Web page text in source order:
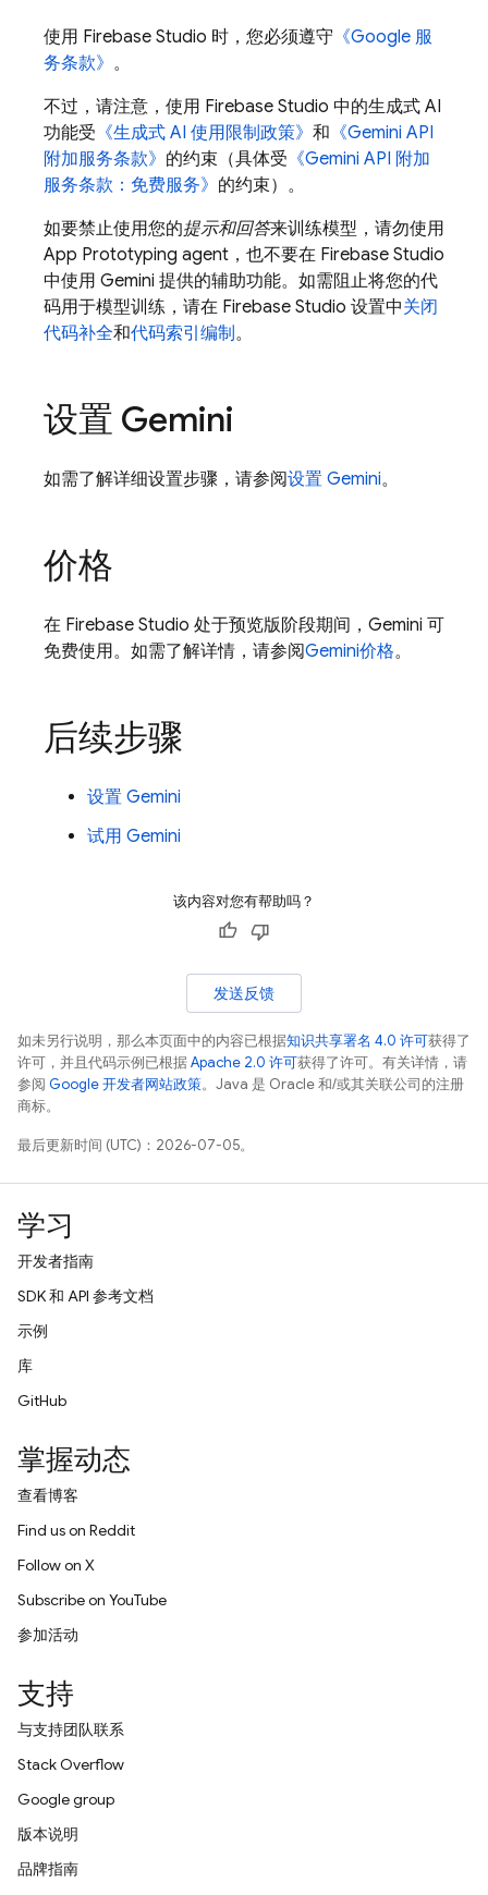
使用 Firebase Studio 时，您必须遵守 《Google 服
务条款》 。
不过，请注意，使用 Firebase Studio 中的生成式 AI
功能受 《生成式 AI 使用限制政策》 和 《Gemini API
附加服务条款》 的约束（具体受 《Gemini API 附加
服务条款：免费服务》 的约束）。
如要禁止使用您的提示和回答来训练模型，请勿使用
App Prototyping agent ，也不要在 Firebase Studio
中使用 Gemini 提供的辅助功能。 如需阻止将您的代
码用于模型训练，请在 Firebase Studio 设置中关闭
代码补全和代码索引编制。
设置 Gemini
如需了解详细设置步骤，请参阅设置 Gemini。
价格
在 Firebase Studio 处于预览版阶段期间， Gemini 可
免费使用。如需了解详情，请参阅Gemini价格。
后续步骤
设置 Gemini
试用 Gemini
该内容对您有帮助吗？
发送反馈
如未另行说明，那么本页面中的内容已根据知识共享署名 4.0 许可获得了
许可，并且代码示例已根据Apache 2.0 许可获得了许可。有关详情，请
参阅 Google 开发者网站政策。Java 是 Oracle 和/或其关联公司的注册
商标。
最后更新时间 (UTC)：2026-07-05。
学习
开发者指南
SDK 和 API 参考文档
示例
库
GitHub
掌握动态
查看博客
Find us on Reddit
Follow on X
Subscribe on YouTube
参加活动
支持
与支持团队联系
Stack Overflow
Google group
版本说明
品牌指南